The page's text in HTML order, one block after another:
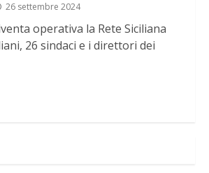
26 settembre 2024
operativa la Rete Siciliana
26 sindaci e i direttori dei